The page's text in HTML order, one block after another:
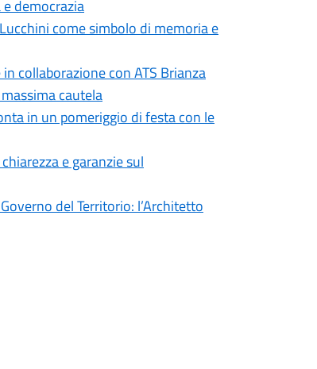
democrazia
come simbolo di memoria e
collaborazione con ATS Brianza
cautela
in un pomeriggio di festa con le
e garanzie sul
del Territorio: l’Architetto